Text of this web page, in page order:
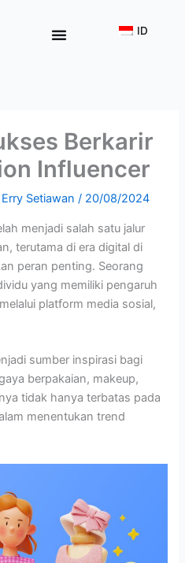
ID
Berkarir
Influencer
Erry Setiawan/ 20/08/2024
menjadi salah satu jalur
terutama di era digital di
peran penting. Seorang
yang memiliki pengaruh
platform media sosial,
sumber inspirasi bagi
berpakaian, makeup,
tidak hanya terbatas pada
menentukan trend